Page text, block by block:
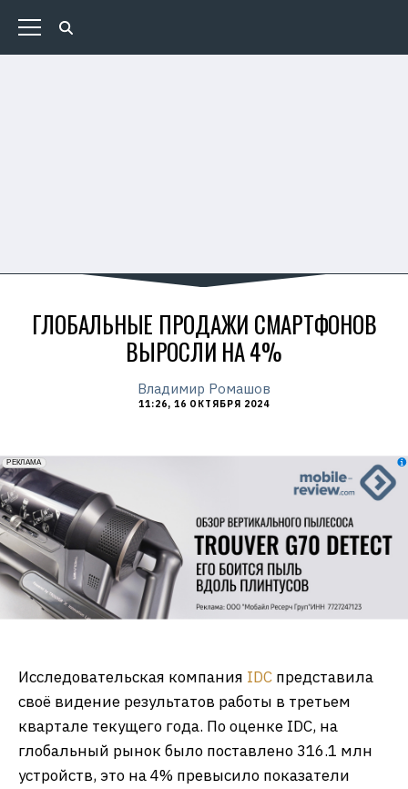
ГЛОБАЛЬНЫЕ ПРОДАЖИ СМАРТФОНОВ
ВЫРОСЛИ НА 4%
Владимир Ромашов
11:26, 16 ОКТЯБРЯ 2024
erid: 2VfnxxmNzs5
РЕКЛАМА
Исследовательская компания IDC представила
своё видение результатов работы в третьем
квартале текущего года. По оценке IDC, на
глобальный рынок было поставлено 316.1 млн
устройств, это на 4% превысило показатели